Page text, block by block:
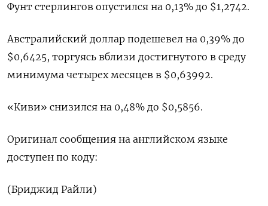
Фунт стерлингов опустился на 0,13% до $1,2742​.
Австралийский доллар подешевел на 0,39% до
$0,6425​, торгуясь вблизи достигнутого в среду
минимума четырех месяцев в $0,63992.
«Киви» снизился на 0,48% до $0,5856​.
Оригинал сообщения на английском языке
доступен по коду:
(Бриджид Райли)